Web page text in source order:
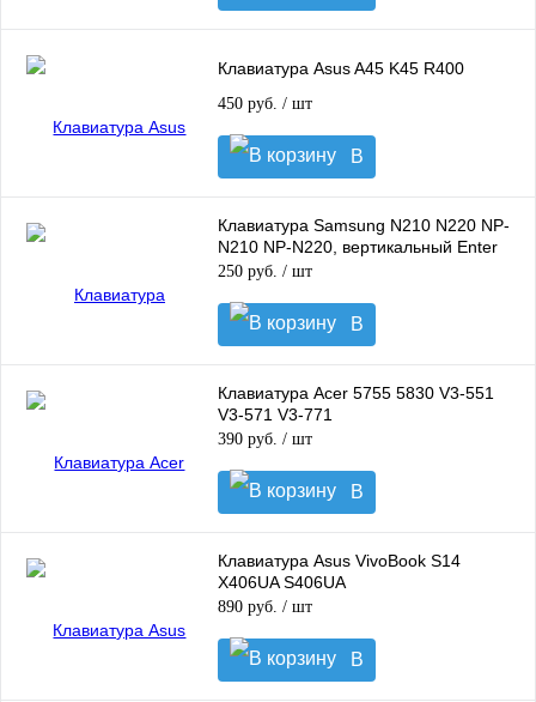
корзину
Клавиатура Asus A45 K45 R400
450 руб. / шт
В
корзину
Клавиатура Samsung N210 N220 NP-
N210 NP-N220, вертикальный Enter
250 руб. / шт
В
корзину
Клавиатура Acer 5755 5830 V3-551
V3-571 V3-771
390 руб. / шт
В
корзину
Клавиатура Asus VivoBook S14
X406UA S406UA
890 руб. / шт
В